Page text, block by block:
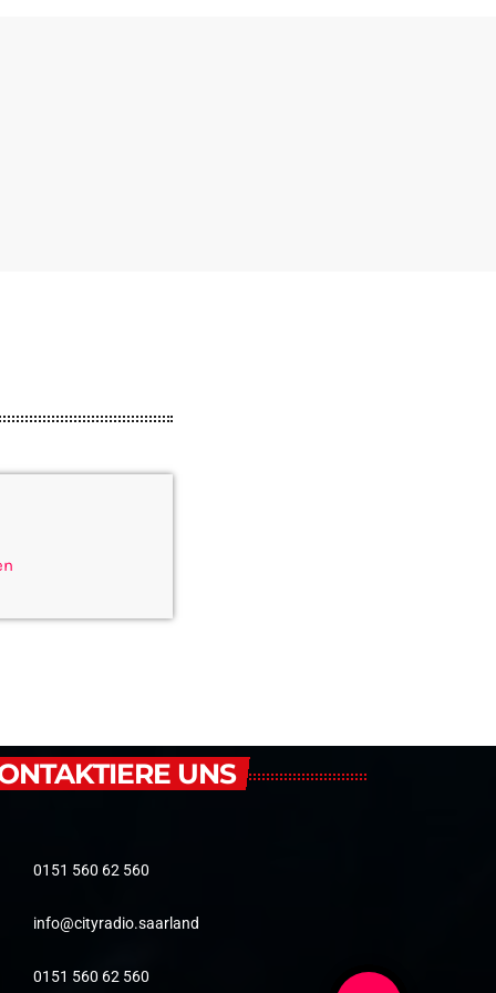
UNS
0151 560 62 560
info@cityradio.saarland
0151 560 62 560